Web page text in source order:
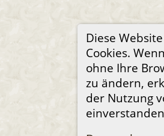
Diese
Cookies.
ohne Ihre
zu ändern,
der Nutzung